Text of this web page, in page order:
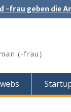
-frau geben die
(-frau)